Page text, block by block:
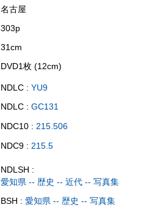
名古屋
303p
31cm
DVD1枚 (12cm)
NDLC : YU9
NDLC : GC131
NDC10 : 215.506
NDC9 : 215.5
NDLSH :
愛知県 -- 歴史 -- 近代 -- 写真集
BSH : 愛知県 -- 歴史 -- 写真集